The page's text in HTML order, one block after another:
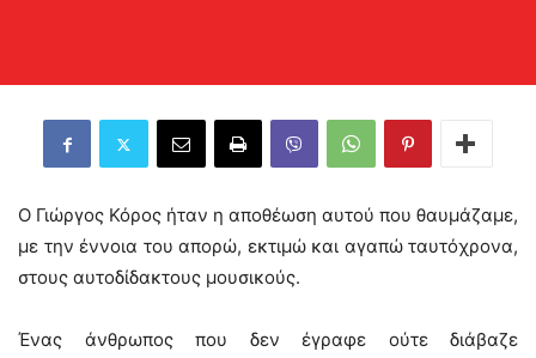
Ο Γιώργος Κόρος ήταν η αποθέωση αυτού που θαυμάζαμε,
με την έννοια του απορώ, εκτιμώ και αγαπώ ταυτόχρονα,
στους αυτοδίδακτους μουσικούς.
Ένας άνθρωπος που δεν έγραφε ούτε διάβαζε